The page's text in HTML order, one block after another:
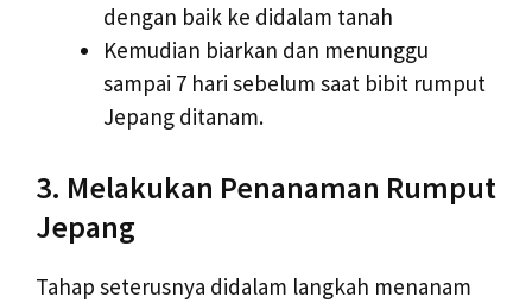
dengan baik ke didalam tanah
Kemudian biarkan dan menunggu
sampai 7 hari sebelum saat bibit rumput
Jepang ditanam.
3. Melakukan Penanaman Rumput
Jepang
Tahap seterusnya didalam langkah menanam